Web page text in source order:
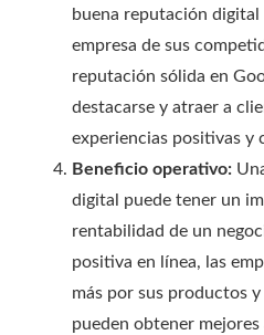
buena reputación
empresa de sus
reputación sólida en
destacarse y atraer a
experiencias positivas y
Beneficio operativo:
digital puede tener un
rentabilidad de un
positiva en línea, las
más por sus productos
pueden obtener mejores